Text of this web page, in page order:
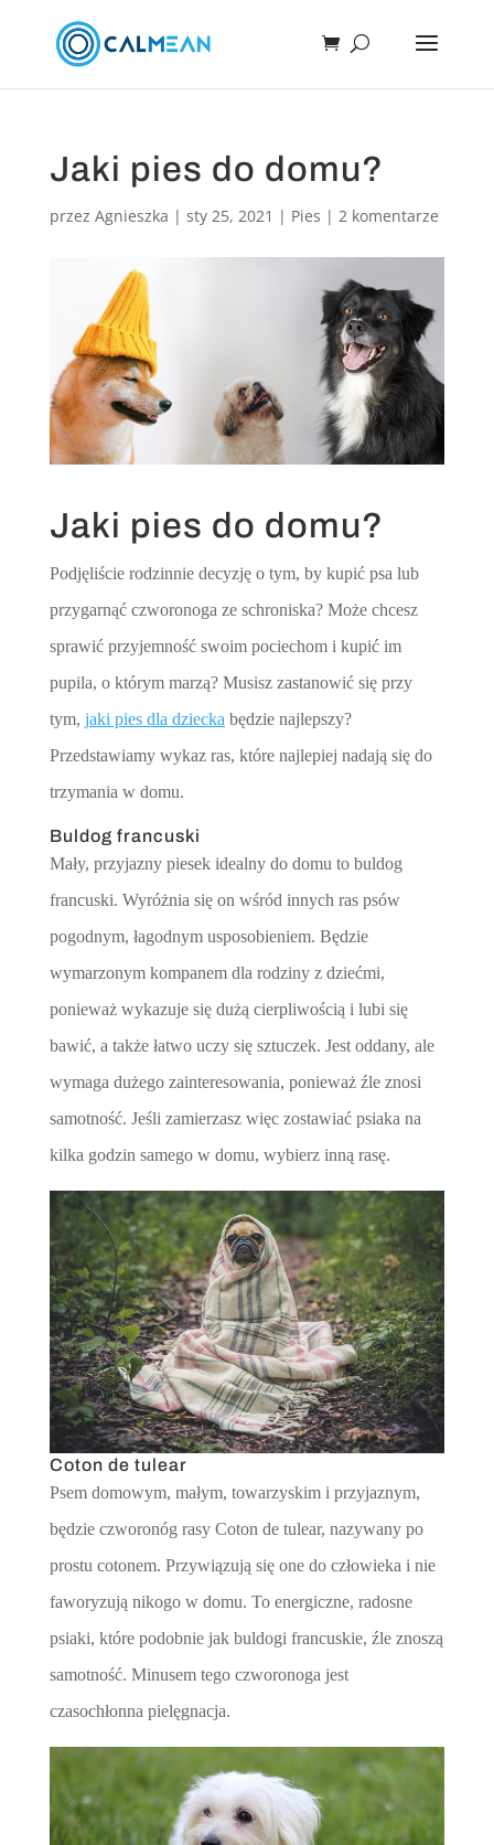
Jaki pies do domu?
przez Agnieszka | sty 25, 2021 | Pies | 2 komentarze
Jaki pies do domu?
Podjęliście rodzinnie decyzję o tym, by kupić psa lub
przygarnąć czworonoga ze schroniska? Może chcesz
sprawić przyjemność swoim pociechom i kupić im
pupila, o którym marzą? Musisz zastanowić się przy
tym, jaki pies dla dziecka będzie najlepszy?
Przedstawiamy wykaz ras, które najlepiej nadają się do
trzymania w domu.
Buldog francuski
Mały, przyjazny piesek idealny do domu to buldog
francuski. Wyróżnia się on wśród innych ras psów
pogodnym, łagodnym usposobieniem. Będzie
wymarzonym kompanem dla rodziny z dziećmi,
ponieważ wykazuje się dużą cierpliwością i lubi się
bawić, a także łatwo uczy się sztuczek. Jest oddany, ale
wymaga dużego zainteresowania, ponieważ źle znosi
samotność. Jeśli zamierzasz więc zostawiać psiaka na
kilka godzin samego w domu, wybierz inną rasę.
Coton de tulear
Psem domowym, małym, towarzyskim i przyjaznym,
będzie czworonóg rasy Coton de tulear, nazywany po
prostu cotonem. Przywiązują się one do człowieka i nie
faworyzują nikogo w domu. To energiczne, radosne
psiaki, które podobnie jak buldogi francuskie, źle znoszą
samotność. Minusem tego czworonoga jest
czasochłonna pielęgnacja.